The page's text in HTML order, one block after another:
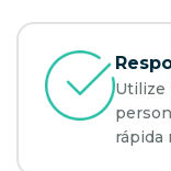
Utilize
rápida